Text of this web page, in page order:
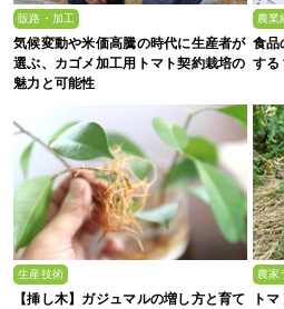
販路・加工
気候変動や米価高騰の時代に生産者が
選ぶ、カゴメ加工用トマト契約栽培の
魅力と可能性
農業
食品
する
生産技術
【挿し木】ガジュマルの増し方と育て
農家
ト